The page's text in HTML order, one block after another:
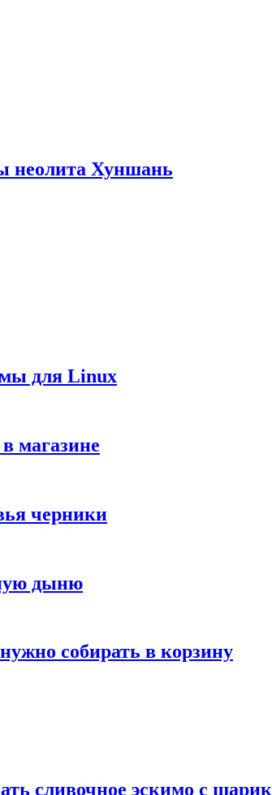
неолита Хуншань
для Linux
магазине
черники
дыню
собирать в корзину
сливочное эскимо с